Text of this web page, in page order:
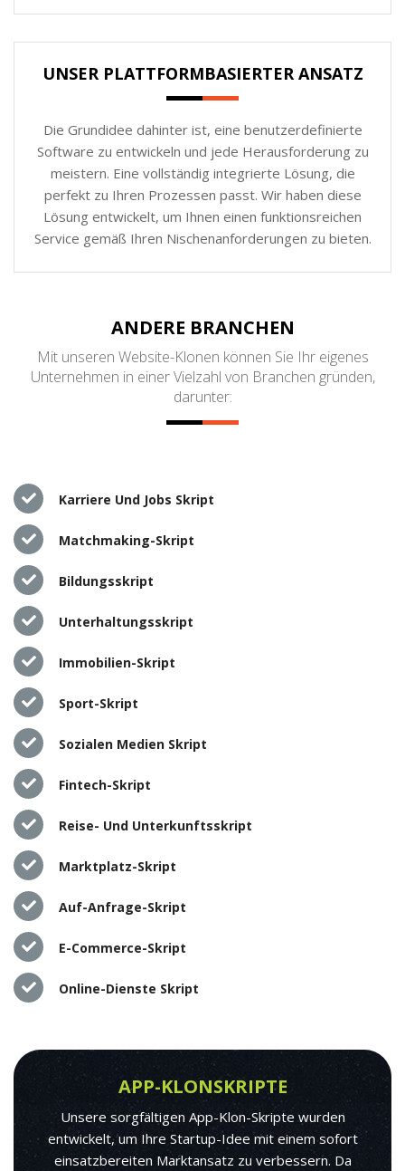
UNSER PLATTFORMBASIERTER ANSATZ
Die Grundidee dahinter ist, eine benutzerdefinierte
Software zu entwickeln und jede Herausforderung zu
meistern. Eine vollständig integrierte Lösung, die
perfekt zu Ihren Prozessen passt. Wir haben diese
Lösung entwickelt, um Ihnen einen funktionsreichen
Service gemäß Ihren Nischenanforderungen zu bieten.
ANDERE BRANCHEN
Mit unseren Website-Klonen können Sie Ihr eigenes
Unternehmen in einer Vielzahl von Branchen gründen,
darunter:
Karriere Und Jobs Skript
Matchmaking-Skript
Bildungsskript
Unterhaltungsskript
Immobilien-Skript
Sport-Skript
Sozialen Medien Skript
Fintech-Skript
Reise- Und Unterkunftsskript
Marktplatz-Skript
Auf-Anfrage-Skript
E-Commerce-Skript
Online-Dienste Skript
APP-KLONSKRIPTE
Unsere sorgfältigen App-Klon-Skripte wurden
entwickelt, um Ihre Startup-Idee mit einem sofort
einsatzbereiten Marktansatz zu verbessern. Da